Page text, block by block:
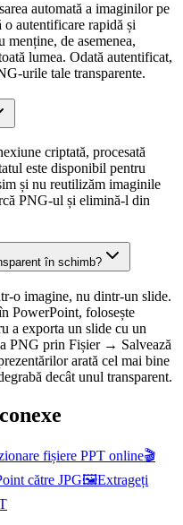
automată a imaginilor pe
o autentificare rapidă și
de asemenea,
lumea. Odată autentificat,
urile tale transparente.
criptată, procesată
este disponibil pentru
și nu reutilizăm imaginile
PNG-ul și elimină-l din
în schimb?
o imagine, nu dintr-un slide.
PowerPoint, folosește
a exporta un slide cu un
PNG prin Fișier → Salvează
arată cel mai bine
decât unul transparent.
fișiere PPT online🎬
către JPG🖼️Extrageți